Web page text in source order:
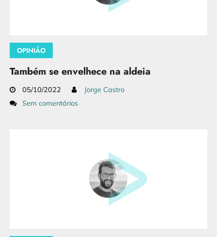
OPINIÃO
Também se envelhece na aldeia
05/10/2022
Jorge Castro
Sem comentários